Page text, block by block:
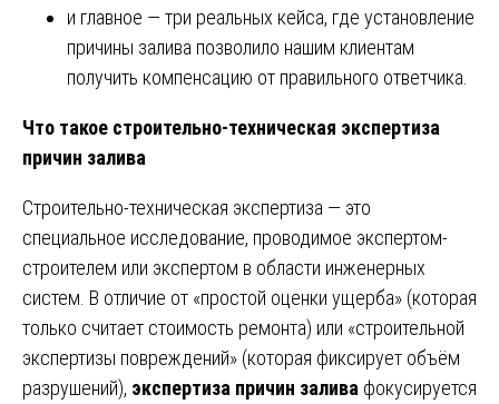
и главное — три реальных кейса, где установление
причины залива позволило нашим клиентам
получить компенсацию от правильного ответчика.
Что такое строительно-техническая экспертиза
причин залива
Строительно-техническая экспертиза — это
специальное исследование, проводимое экспертом-
строителем или экспертом в области инженерных
систем. В отличие от «простой оценки ущерба» (которая
только считает стоимость ремонта) или «строительной
экспертизы повреждений» (которая фиксирует объём
разрушений), экспертиза причин залива фокусируется